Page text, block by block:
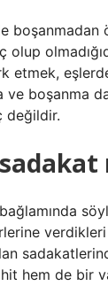
boşanmadan
etmek,
ve boşanma
değildir.
hem de bir